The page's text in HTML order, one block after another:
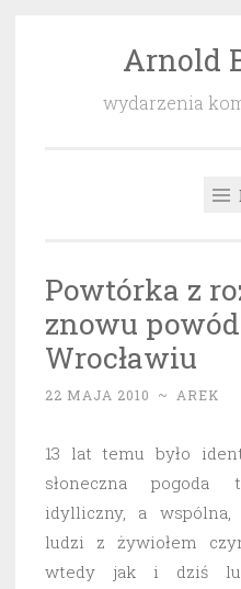
Arnold
wydarzenia
Powtórka z
znowu
Wrocławiu
22 MAJA 2010 ~ AREK
13 lat temu było
słoneczna pogoda
idylliczny, a wspólna,
ludzi z żywiołem
wtedy jak i dziś